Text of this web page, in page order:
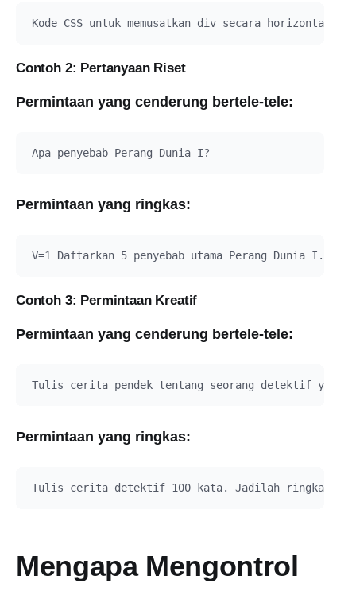
Contoh 2: Pertanyaan Riset
Permintaan yang cenderung bertele-tele:
Permintaan yang ringkas:
Contoh 3: Permintaan Kreatif
Permintaan yang cenderung bertele-tele:
Permintaan yang ringkas:
Mengapa Mengontrol